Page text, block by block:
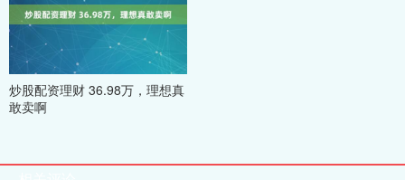
炒股配资理财 36.98万，理想真
敢卖啊